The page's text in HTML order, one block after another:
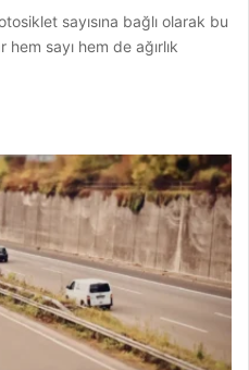
sayısına bağlı olarak bu
sayı hem de ağırlık